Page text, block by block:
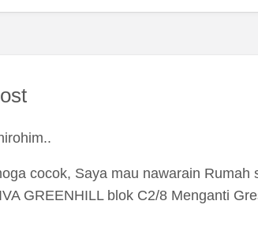
cocok, Saya mau nawarain Rumah
GREENHILL blok C2/8 Menganti